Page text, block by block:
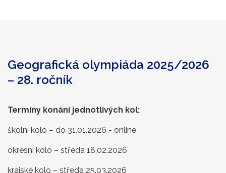
Geografická olympiáda 2025/2026
– 28. ročník
Termíny konání jednotlivých kol:
školní kolo – do 31.01.2026 - online
okresní kolo – středa 18.02.2026
krajské kolo – středa 25.03.2026